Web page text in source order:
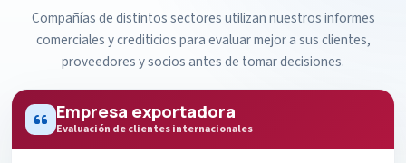
Compañías de distintos sectores utilizan nuestros informes
comerciales y crediticios para evaluar mejor a sus clientes,
proveedores y socios antes de tomar decisiones.
Empresa exportadora
Evaluación de clientes internacionales